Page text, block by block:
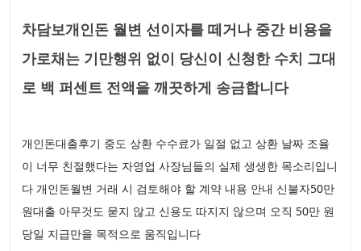
차담보개인돈 월변 선이자를 떼거나 중간 비용을
가로채는 기만행위 없이 당신이 신청한 수치 그대
로 백 퍼센트 전액을 깨끗하게 송금합니다
개인돈대출후기 중도 상환 수수료가 일절 없고 상환 날짜 조율
이 너무 친절했다는 자영업 사장님들의 실제 생생한 목소리입니
다 개인돈월변 거래 시 검토해야 할 계약 내용 안내 신불자50만
원대출 아무것도 묻지 않고 신용도 따지지 않으며 오직 50만 원
당일 지급만을 목적으로 움직입니다